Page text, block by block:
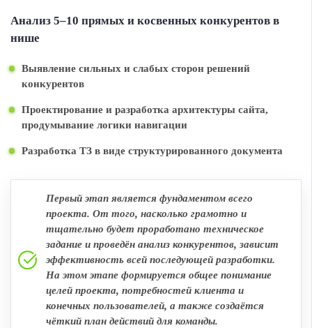
Анализ 5–10 прямых и косвенных конкурентов в
нише
Выявление сильных и слабых сторон решений
конкурентов
Проектирование и разработка архитектуры сайта,
продумывание логики навигации
Разработка ТЗ в виде структурированного документа
Первый этап является фундаментом всего
проекта. От того, насколько грамотно и
тщательно будет проработано техническое
задание и проведён анализ конкурентов, зависит
эффективность всей последующей разработки.
На этом этапе формируется общее понимание
целей проекта, потребностей клиента и
конечных пользователей, а также создаётся
чёткий план действий для команды.